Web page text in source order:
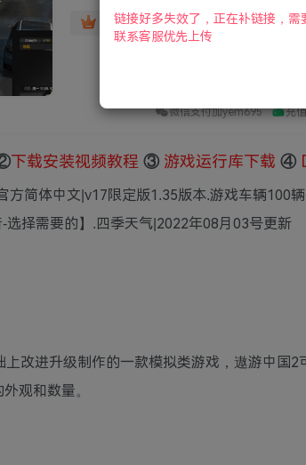
赞助会员 免费
微信支付加yem695 充
下载安装视频教程 ③ 游戏运行库下载 ④
方简体中文|v17限定版1.35版本.游戏车辆100
择需要的】.四季天气|2022年08月03号更新
改进升级制作的一款模拟类游戏，遨游中国
观和数量。
链接好多失效了，正在补链接，
联系客服优先上传